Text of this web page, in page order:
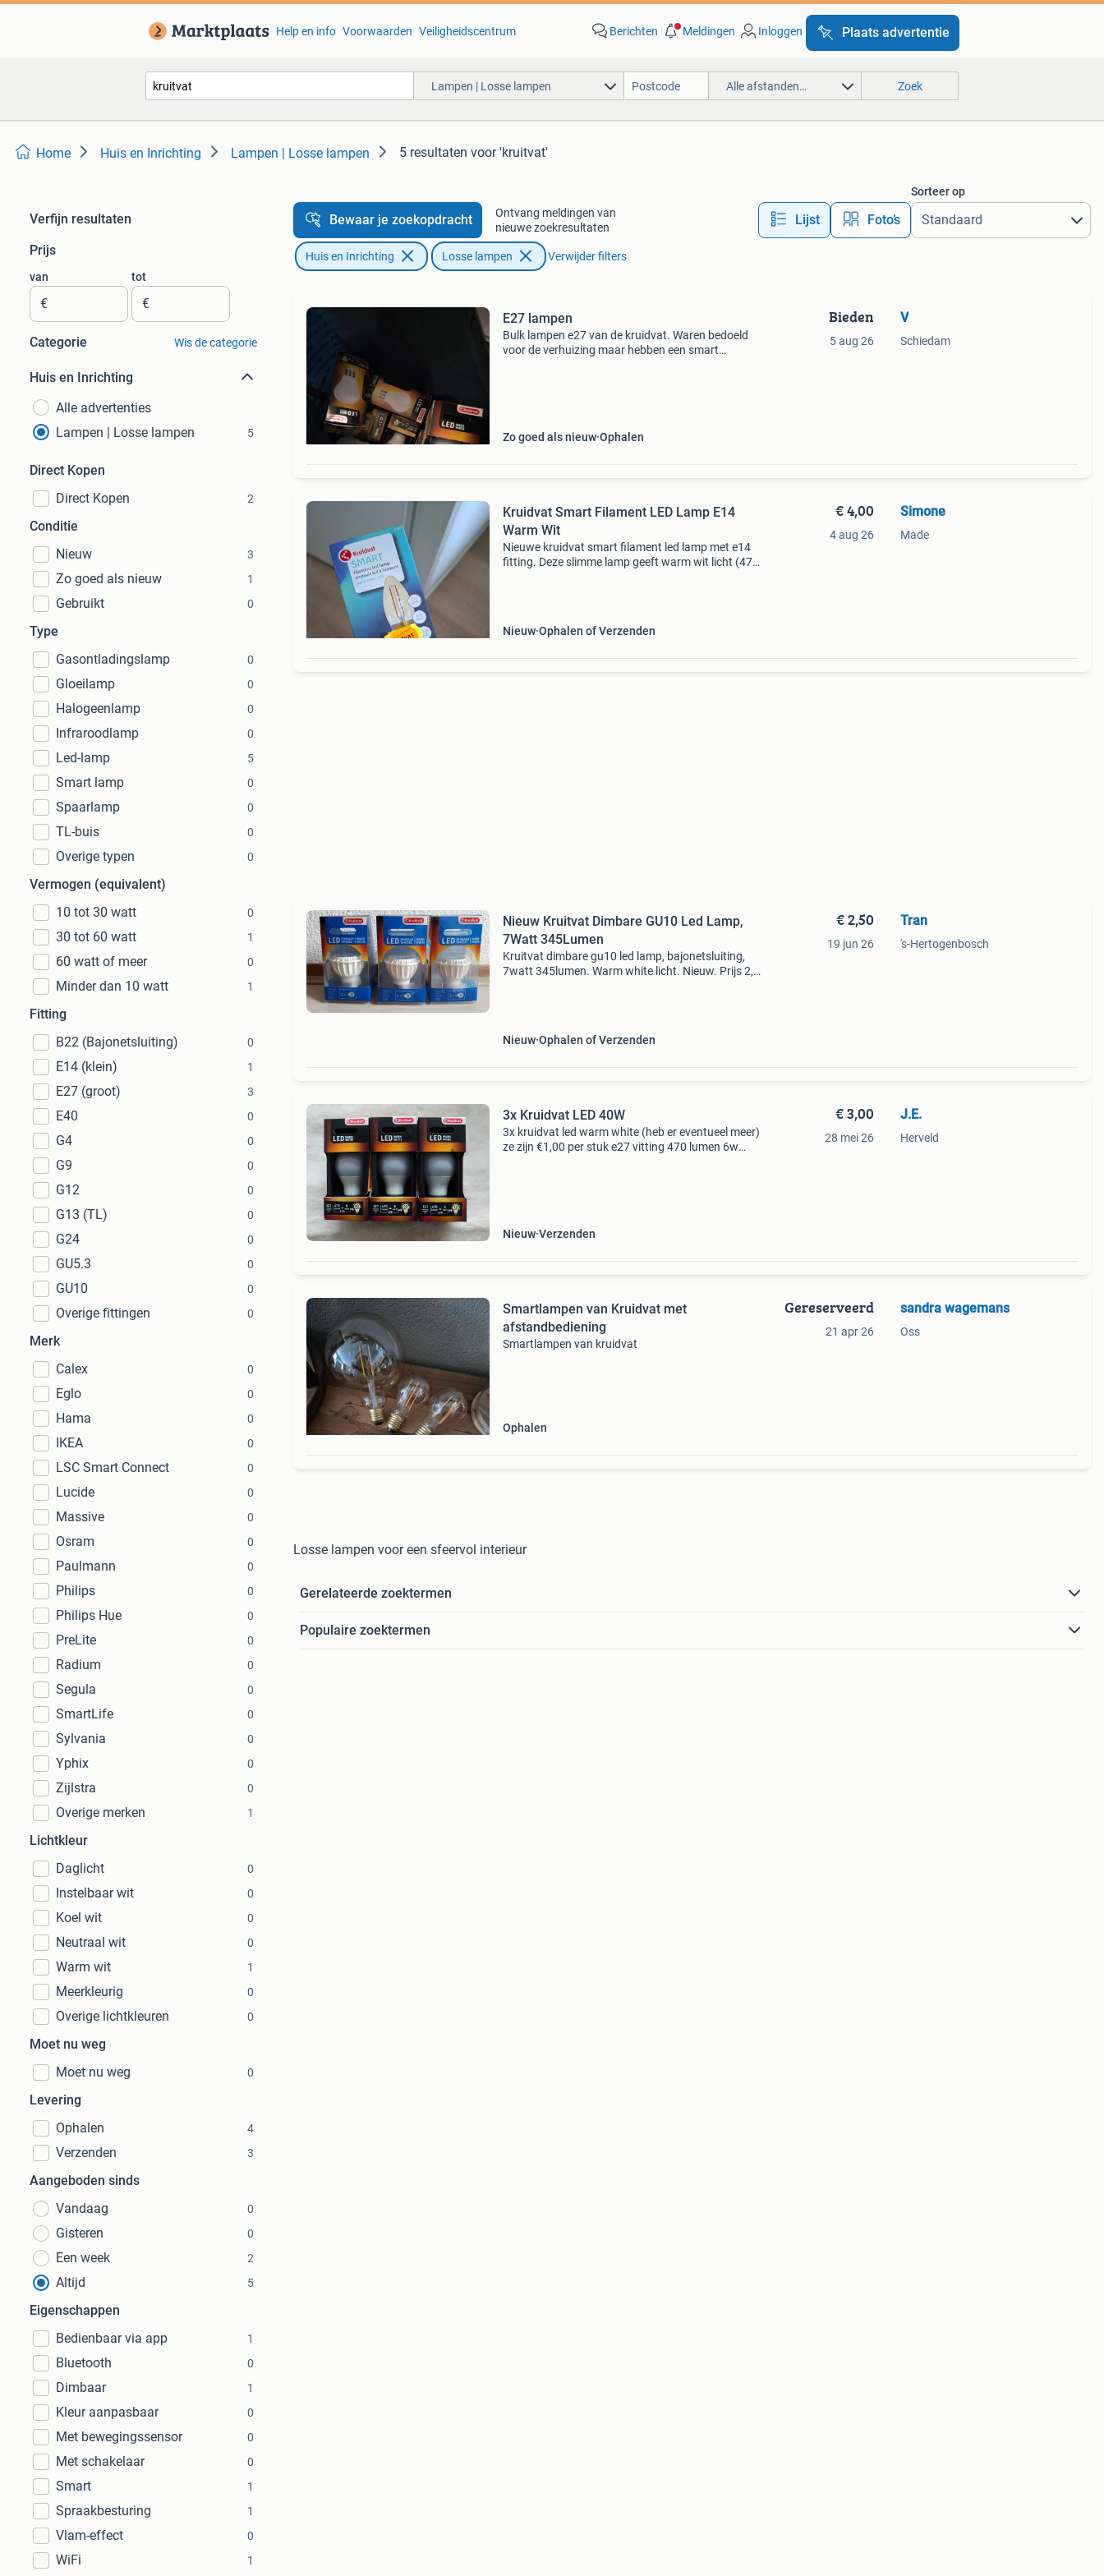
Help en info Voorwaarden Veiligheidscentrum Berichten Meldingen Inloggen Plaats advertentie
Lampen | Losse lampen Alle afstanden… Zoek
Home Huis en Inrichting Lampen | Losse lampen 5 resultaten voor 'kruitvat'
Verfijn resultaten
Prijs
van
€
tot
€
Categorie Wis de categorie
Huis en Inrichting
Alle advertenties
Lampen | Losse lampen
5
Direct Kopen
Direct Kopen
2
Conditie
Nieuw
3
Zo goed als nieuw 1
Gebruikt 0
Type
Gasontladingslamp
0
Gloeilamp 0
Halogeenlamp 0
Infraroodlamp 0
Led-lamp 5
Smart lamp 0
Spaarlamp 0
TL-buis 0
Overige typen 0
Vermogen (equivalent)
10 tot 30 watt
0
30 tot 60 watt 1
60 watt of meer 0
Minder dan 10 watt 1
Fitting
B22 (Bajonetsluiting)
0
E14 (klein) 1
E27 (groot) 3
E40 0
G4 0
G9 0
G12 0
G13 (TL) 0
G24 0
GU5.3 0
GU10 0
Overige fittingen 0
Merk
Calex
0
Eglo 0
Hama 0
IKEA 0
LSC Smart Connect 0
Lucide 0
Massive 0
Osram 0
Paulmann 0
Philips 0
Philips Hue 0
PreLite 0
Radium 0
Segula 0
SmartLife 0
Sylvania 0
Yphix 0
Zijlstra 0
Overige merken 1
Lichtkleur
Daglicht
0
Instelbaar wit 0
Koel wit 0
Neutraal wit 0
Warm wit 1
Meerkleurig 0
Overige lichtkleuren 0
Moet nu weg
Moet nu weg
0
Levering
Ophalen
4
Verzenden 3
Aangeboden sinds
Vandaag
0
Gisteren 0
Een week 2
Altijd 5
Eigenschappen
Bedienbaar via app
1
Bluetooth 0
Dimbaar 1
Kleur aanpasbaar 0
Met bewegingssensor 0
Met schakelaar 0
Smart 1
Spraakbesturing 1
Vlam-effect 0
WiFi 1
Bewaar je zoekopdracht
Ontvang meldingen van
nieuwe zoekresultaten
Lijst Foto’s
Sorteer op
Huis en Inrichting Losse lampen Verwijder filters
E27 lampen
Bulk lampen e27 van de kruidvat. Waren bedoeld
voor de verhuizing maar hebben een smart
Zo goed als nieuw Ophalen
Bieden
5 aug 26
V
Schiedam
Kruidvat Smart Filament LED Lamp E14
Warm Wit
Nieuwe kruidvat smart filament led lamp met e14
fitting. Deze slimme lamp geeft warm wit licht (470
Nieuw Ophalen of Verzenden
€ 4,00
4 aug 26
Simone
Made
Nieuw Kruitvat Dimbare GU10 Led Lamp,
7Watt 345Lumen
Kruitvat dimbare gu10 led lamp, bajonetsluiting,
7watt 345lumen. Warm white licht. Nieuw. Prijs 2,5
Nieuw Ophalen of Verzenden
€ 2,50
19 jun 26
Tran
's-Hertogenbosch
3x Kruidvat LED 40W
3x kruidvat led warm white (heb er eventueel meer)
ze zijn €1,00 per stuk e27 vitting 470 lumen 6w
Nieuw Verzenden
€ 3,00
28 mei 26
J.E.
Herveld
Smartlampen van Kruidvat met
afstandbediening
Smartlampen van kruidvat
Ophalen
Gereserveerd
21 apr 26
sandra wagemans
Oss
Losse lampen voor een sfeervol interieur
Gerelateerde zoektermen
Populaire zoektermen